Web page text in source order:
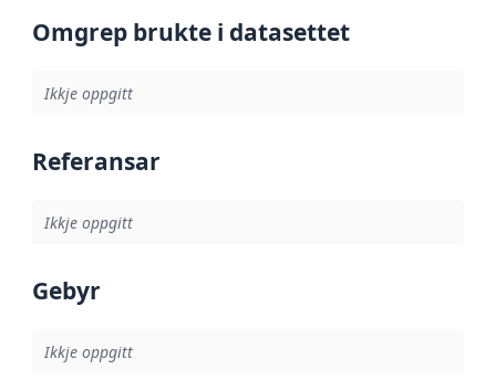
Omgrep brukte i datasettet
Ikkje oppgitt
Referansar
Ikkje oppgitt
Gebyr
Ikkje oppgitt